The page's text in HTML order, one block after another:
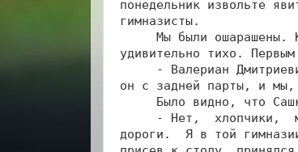
понедельник извольте
гимназисты.
Мы были ошарашены.
удивительно тихо.
- Валериан
он с задней парты, и мы,
Было видно, что
- Нет,  хлопчики,
дороги.  Я в той